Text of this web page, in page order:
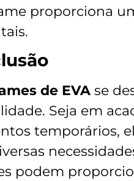
proporciona
de EVA se
Seja em
temporários,
podem